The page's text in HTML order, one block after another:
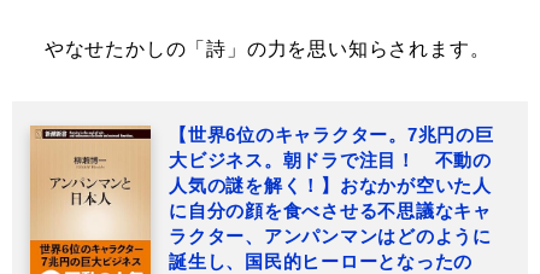
やなせたかしの「詩」の力を思い知らされます。
【世界6位のキャラクター。7兆円の巨
大ビジネス。朝ドラで注目！ 不動の
人気の謎を解く！】おなかが空いた人
に自分の顔を食べさせる不思議なキャ
ラクター、アンパンマンはどのように
誕生し、国民的ヒーローとなったの